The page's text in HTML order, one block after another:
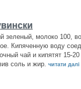
зеленый, молоко 100,
Кипяченную воду
чай и кипятят 15-
соль и жир.
читати далі